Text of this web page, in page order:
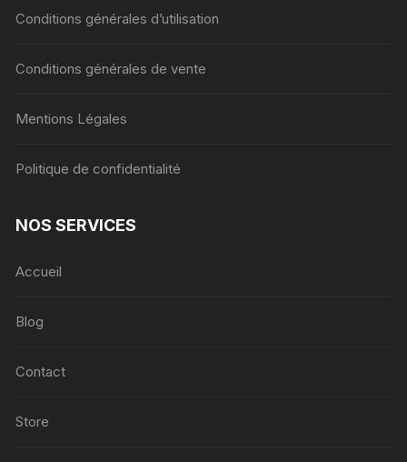
Conditions générales d’utilisation
Conditions générales de vente
Mentions Légales
Politique de confidentialité
NOS SERVICES
Accueil
Blog
Contact
Store